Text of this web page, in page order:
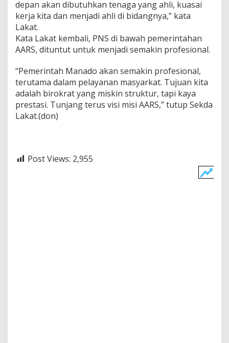
t
a
F
u
n
s
i
o
n
a
depan akan dibutuhkan tenaga yang ahli, kuasai
kerja kita dan menjadi ahli di bidangnya,” kata
Lakat.
Kata Lakat kembali, PNS di bawah pemerintahan
AARS, dituntut untuk menjadi semakin profesional.
“Pemerintah Manado akan semakin profesional,
terutama dalam pelayanan masyarkat. Tujuan kita
adalah birokrat yang miskin struktur, tapi kaya
prestasi. Tunjang terus visi misi AARS,” tutup Sekda
Lakat.(don)
Post Views: 2,955